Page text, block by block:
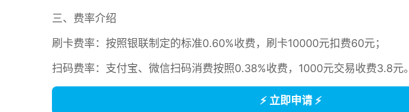
三、费率介绍
刷卡费率：按照银联制定的标准0.60%收费，刷卡10000元扣费60元；
扫码费率：支付宝、微信扫码消费按照0.38%收费，1000元交易收费3.8元。
⚡ 立即申请 ⚡